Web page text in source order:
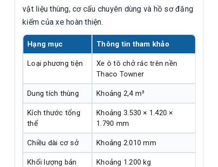
vật liệu thùng, cơ cấu chuyên dùng và hồ sơ đăng
kiểm của xe hoàn thiện.
Hạng mục Thông tin tham khảo
Loại phương tiện
Xe ô tô chở rác trên nền
Thaco Towner
Dung tích thùng Khoảng 2,4 m³
Kích thước tổng
thể
Khoảng 3.530 × 1.420 ×
1.790 mm
Chiều dài cơ sở Khoảng 2.010 mm
Khối lượng bản
Khoảng 1.200 kg